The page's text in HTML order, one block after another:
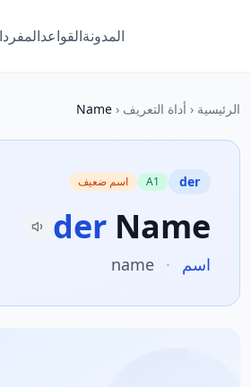
المدونةالقواعد
الرئيسية ‹ أداة التعريف ‹
Name
der
A1 اسم ضعيف
der Name
اسم ·
name